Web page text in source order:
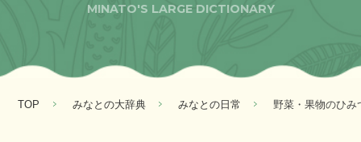
MINATO'S LARGE DICTIONARY
TOP みなとの大辞典 みなとの日常 野菜・果物のひみ